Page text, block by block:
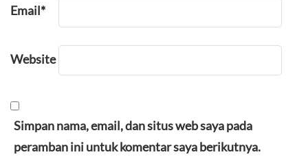
Email*
Website
Simpan nama, email, dan situs web saya pada
peramban ini untuk komentar saya berikutnya.